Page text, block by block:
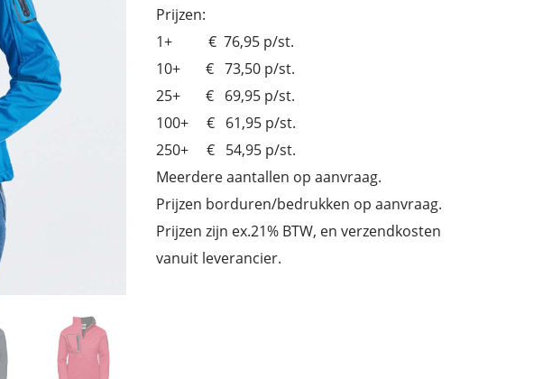
Prijzen:
1+ € 76,95 p/st.
10+ € 73,50 p/st.
25+ € 69,95 p/st.
100+ € 61,95 p/st.
250+ € 54,95 p/st.
Meerdere aantallen op aanvraag.
Prijzen borduren/bedrukken op aanvraag.
Prijzen zijn ex.21% BTW, en verzendkosten
vanuit leverancier.